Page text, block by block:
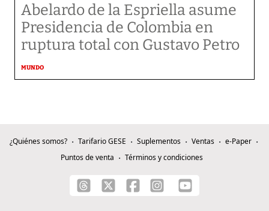
Abelardo de la Espriella asume
Presidencia de Colombia en
ruptura total con Gustavo Petro
MUNDO
¿Quiénes somos? Tarifario GESE Suplementos Ventas
e-Paper
Puntos de venta
Términos y condiciones